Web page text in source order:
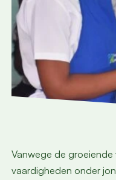
Vanwege de
vaardigheden onder